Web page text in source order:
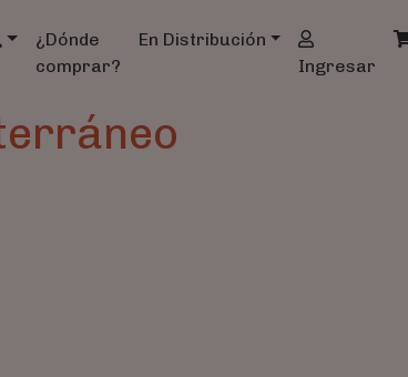
¿Dónde
comprar?
En Distribución
Ingresar